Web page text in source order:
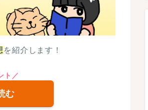
を紹介します！
ト／
む